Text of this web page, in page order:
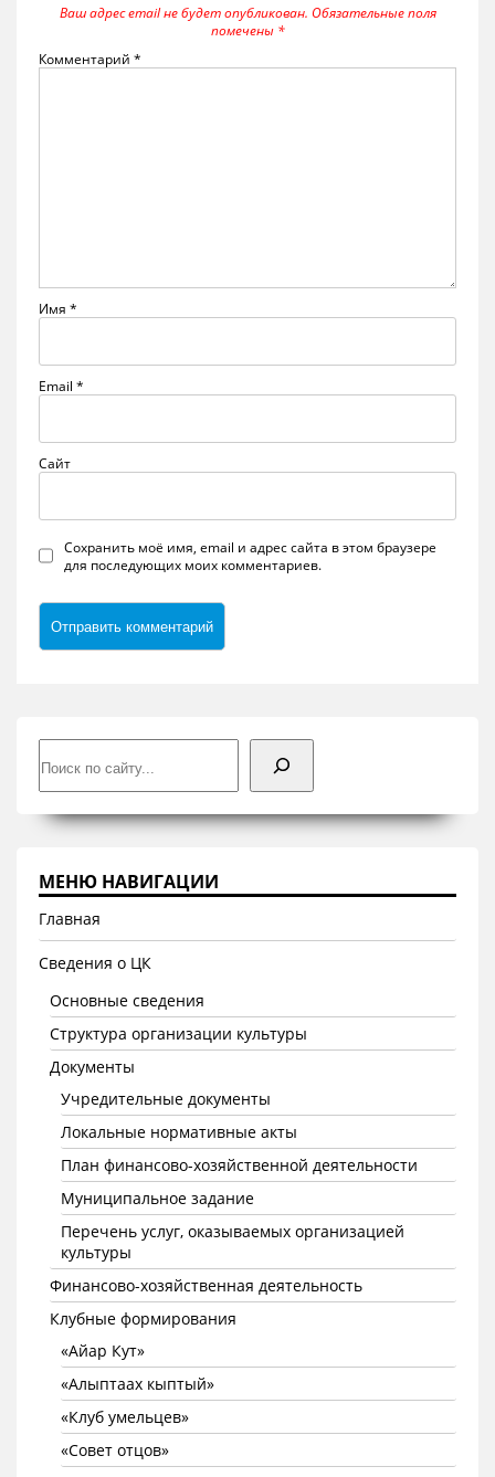
Ваш адрес email не будет опубликован. Обязательные поля
помечены *
Комментарий *
Имя *
Email *
Сайт
Сохранить моё имя, email и адрес сайта в этом браузере
для последующих моих комментариев.
МЕНЮ НАВИГАЦИИ
Главная
Сведения о ЦК
Основные сведения
Структура организации культуры
Документы
Учредительные документы
Локальные нормативные акты
План финансово-хозяйственной деятельности
Муниципальное задание
Перечень услуг, оказываемых организацией
культуры
Финансово-хозяйственная деятельность
Клубные формирования
«Айар Кут»
«Алыптаах кыптый»
«Клуб умельцев»
«Совет отцов»